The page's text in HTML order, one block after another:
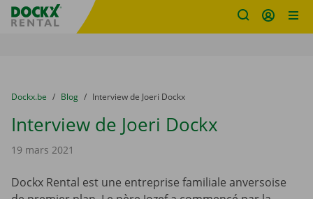
sitename
You are here:
du
Dockx.be to
Blog to
Interview de Joeri Dockx
Interview de Joeri Dockx
19 mars 2021
Dockx Rental est une entreprise familiale anversoise